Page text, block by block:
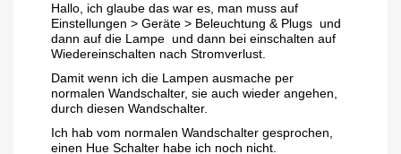
Hallo, ich glaube das war es, man muss auf
Einstellungen > Geräte > Beleuchtung & Plugs und
dann auf die Lampe und dann bei einschalten auf
Wiedereinschalten nach Stromverlust.
Damit wenn ich die Lampen ausmache per
normalen Wandschalter, sie auch wieder angehen,
durch diesen Wandschalter.
Ich hab vom normalen Wandschalter gesprochen,
einen Hue Schalter habe ich noch nicht.